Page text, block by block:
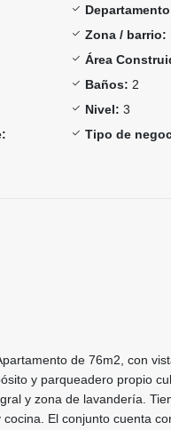
Zona / barrio:
Área
Baños: 2
Nivel: 3
Tipo de
de 76m2, con
y parqueadero propio
y zona de lavandería.
El conjunto cuenta